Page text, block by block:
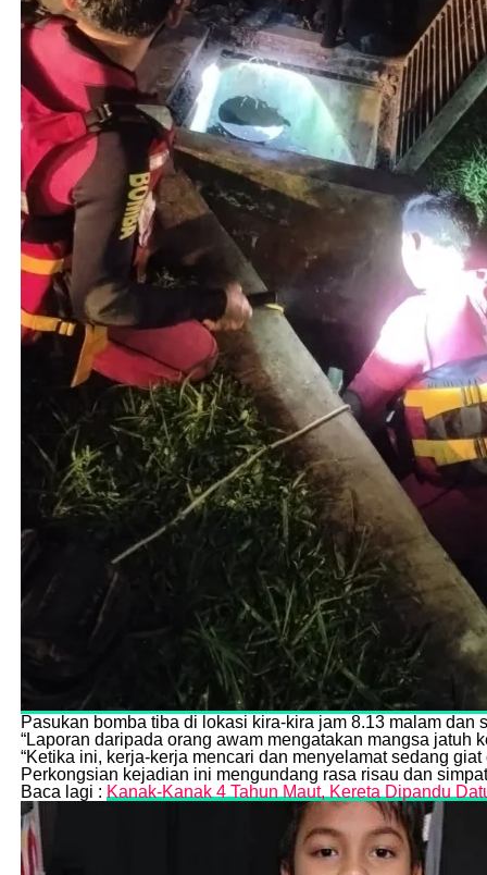
Pasukan bomba tiba di lokasi kira-kira jam 8.13 malam
“Laporan daripada orang awam mengatakan mangsa
“Ketika ini, kerja-kerja mencari dan menyelamat sedang
Perkongsian kejadian ini mengundang rasa risau dan
Baca lagi : Kanak-Kanak 4 Tahun Maut, Kereta Dipandu